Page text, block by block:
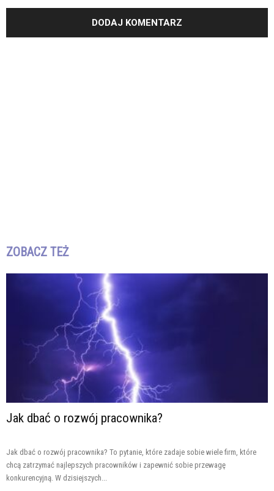
ZOBACZ TEŻ
Jak dbać o rozwój pracownika?
Jak dbać o rozwój pracownika? To pytanie, które zadaje sobie wiele firm, które
chcą zatrzymać najlepszych pracowników i zapewnić sobie przewagę
konkurencyjną. W dzisiejszych...